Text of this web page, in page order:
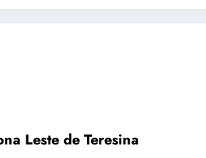
Leste de Teresina